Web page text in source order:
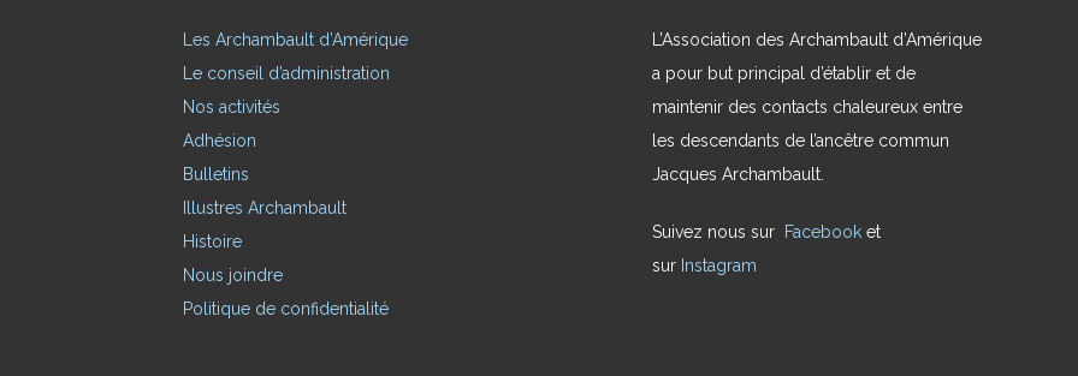
Les Archambault d’Amérique
Le conseil d’administration
Nos activités
Adhésion
Bulletins
Illustres Archambault
Histoire
Nous joindre
Politique de confidentialité
L’Association des Archambault d’Amérique
a pour but principal d’établir et de
maintenir des contacts chaleureux entre
les descendants de l’ancêtre commun
Jacques Archambault.
Suivez nous sur Facebook et
sur Instagram